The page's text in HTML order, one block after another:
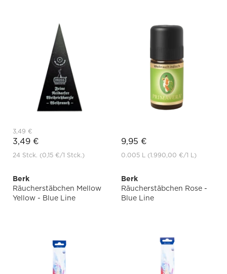
3,49 €
3,49 €
24 Stck. (0,15 €/1 Stck.)
9,95 €
0.005 L (1.990,00 €/1 L)
Berk
Räucherstäbchen Mellow
Yellow - Blue Line
Berk
Räucherstäbchen Rose -
Blue Line